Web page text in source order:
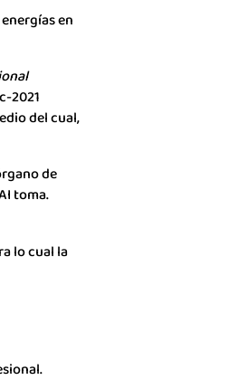
en
2021
del cual,
de
toma.
lo cual la